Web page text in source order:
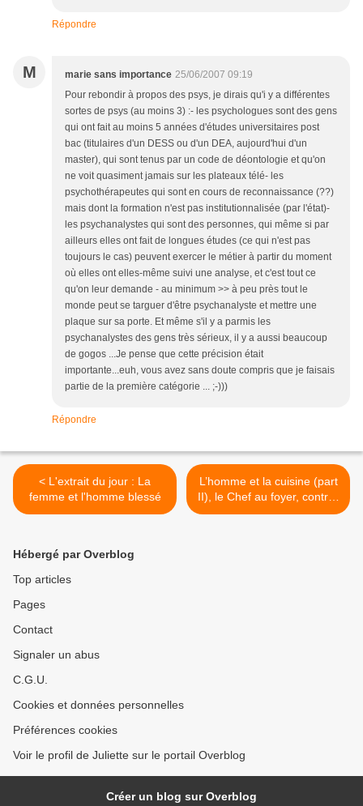
Répondre
M marie sans importance 25/06/2007 09:19
Pour rebondir à propos des psys, je dirais qu'i y a différentes
sortes de psys (au moins 3) :- les psychologues sont des gens
qui ont fait au moins 5 années d'études universitaires post
bac (titulaires d'un DESS ou d'un DEA, aujourd'hui d'un
master), qui sont tenus par un code de déontologie et qu'on
ne voit quasiment jamais sur les plateaux télé- les
psychothérapeutes qui sont en cours de reconnaissance (??)
mais dont la formation n'est pas institutionnalisée (par l'état)-
les psychanalystes qui sont des personnes, qui même si par
ailleurs elles ont fait de longues études (ce qui n'est pas
toujours le cas) peuvent exercer le métier à partir du moment
où elles ont elles-même suivi une analyse, et c'est tout ce
qu'on leur demande - au minimum >> à peu près tout le
monde peut se targuer d'être psychanalyste et mettre une
plaque sur sa porte. Et même s'il y a parmis les
psychanalystes des gens très sérieux, il y a aussi beaucoup
de gogos ...Je pense que cette précision était
importante...euh, vous avez sans doute compris que je faisais
partie de la première catégorie ... ;-)))
Répondre
< L'extrait du jour : La
femme et l'homme blessé
L’homme et la cuisine (part
II), le Chef au foyer, contre-
exemple ou exception qui
Hébergé par Overblog
Top articles
Pages
Contact
Signaler un abus
C.G.U.
Cookies et données personnelles
Préférences cookies
Voir le profil de Juliette sur le portail Overblog
Créer un blog sur Overblog